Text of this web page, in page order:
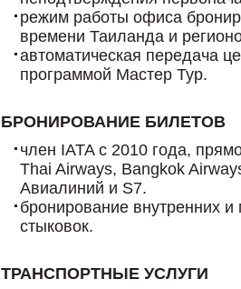
режим работы офиса
времени Таиланда и
автоматическая передача
программой Мастер Тур.
БРОНИРОВАНИЕ БИЛЕТОВ
член IATA с 2010 года,
Thai Airways, Bangkok
Авиалиний и S7.
бронирование внутренних
стыковок.
ТРАНСПОРТНЫЕ УСЛУГИ